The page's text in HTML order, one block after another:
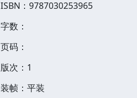
ISBN：9787030253965
字数：
页码：
版次：1
装帧：平装